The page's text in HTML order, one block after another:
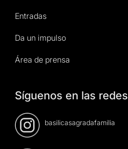
Entradas
Da un impulso
Área de prensa
Síguenos en las redes
basilicasagradafamilia